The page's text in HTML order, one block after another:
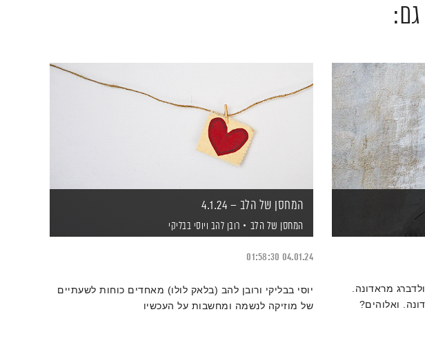
מראדונה.
ואלוהים?
המחסן של הלב – 4.1.24
המחסן של הלב רובן להב ויוסי בבליקי
04.01.24
01:58:30
יוסי בבליקי ורובן להב (בלאק לולו) מאחדים כוחות לשעתיים
של מוזיקה לנשמה ומחשבות על העכשיו